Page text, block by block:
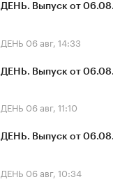
ДЕНЬ. Выпуск от
ДЕНЬ 06 авг, 14:33
ДЕНЬ. Выпуск от
ДЕНЬ 06 авг, 11:10
ДЕНЬ. Выпуск от
ДЕНЬ 06 авг, 10:34